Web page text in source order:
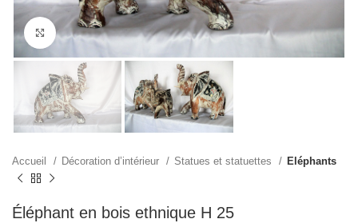
Click to enlarge
Accueil Décoration d’intérieur Statues et statuettes Eléphants
Éléphant en bois ethnique H 25